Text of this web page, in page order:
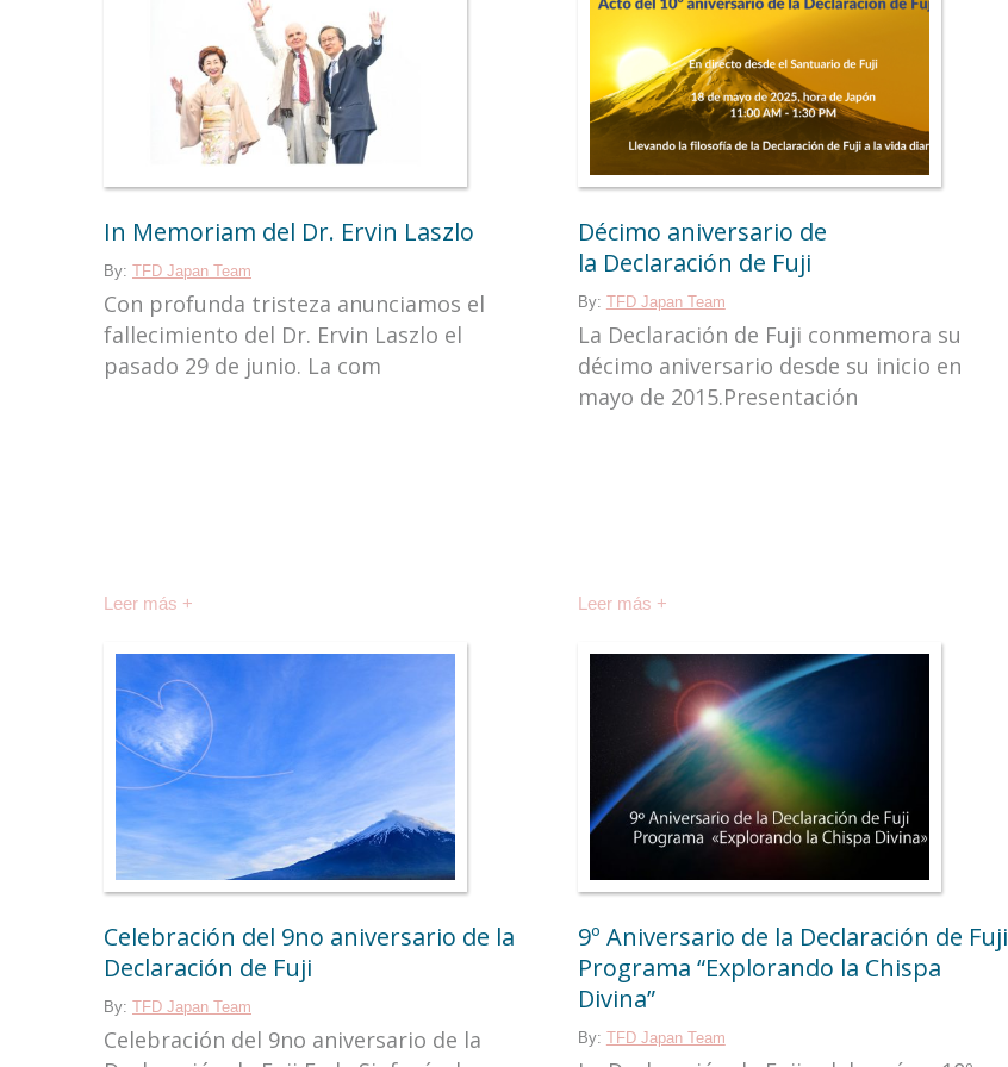
In Memoriam del Dr. Ervin Laszlo
By: TFD Japan Team
Con profunda tristeza anunciamos el
fallecimiento del Dr. Ervin Laszlo el
pasado 29 de junio. La com
Leer más +
Décimo aniversario de
la Declaración de Fuji
By: TFD Japan Team
La Declaración de Fuji conmemora su
décimo aniversario desde su inicio en
mayo de 2015.Presentación
Leer más +
Celebración del 9no aniversario de la
Declaración de Fuji
By: TFD Japan Team
Celebración del 9no aniversario de la
9º Aniversario de la Declaración de Fuji
Programa “Explorando la Chispa
Divina”
By: TFD Japan Team